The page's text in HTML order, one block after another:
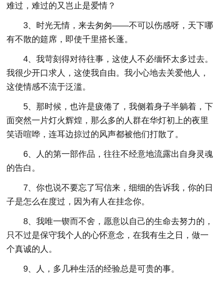
难过，难过的又岂止是爱情？
3、时光无情，来去匆匆——不可以伤感呀，天下哪
有不散的筵席，即使千里搭长蓬。
4、我苛刻得对待往事，这使人不必缅怀太多过去。
我很少开口求人，这使我自由。我小心地去关爱他人，
这使情感不流于泛滥。
5、那时候，也许是疲倦了，我侧着身子半躺着，下
面突然一片灯火辉煌，那么多的人群在华灯初上的夜里
笑语喧哗，连耳边掠过的风声都被他们打散了。
6、人的第一部作品，往往不经意地流露出自身灵魂
的告白。
7、你也说不要忘了写信来，细细的告诉我，你的日
子是怎么在度过，因为有人在挂念你。
8、我唯一锲而不舍，愿意以自己的生命去努力的，
只不过是保守我个人的心怀意念，在我有生之日，做一
个真诚的人。
9、人，多几种生活的经验总是可贵的事。